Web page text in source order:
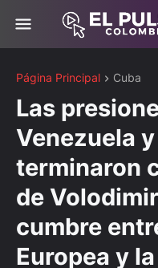
Página Principal Cuba
Las
Venezuela
terminaron
de
cumbre
Europea y